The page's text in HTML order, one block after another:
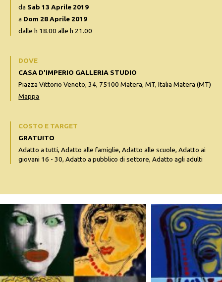
da Sab 13 Aprile 2019
a Dom 28 Aprile 2019
dalle h 18.00 alle h 21.00
DOVE
CASA D'IMPERIO GALLERIA STUDIO
Piazza Vittorio Veneto, 34, 75100 Matera, MT, Italia Matera (MT)
Mappa
COSTO E TARGET
GRATUITO
Adatto a tutti, Adatto alle famiglie, Adatto alle scuole, Adatto ai
giovani 16 - 30, Adatto a pubblico di settore, Adatto agli adulti